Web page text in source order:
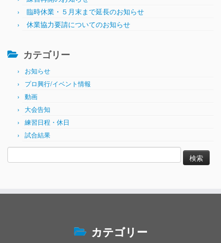
臨時休業・５月末まで延長のお知らせ
休業協力要請についてのお知らせ
カテゴリー
お知らせ
プロ興行/イベント情報
動画
大会告知
練習日程・休日
試合結果
索:
カテゴリー